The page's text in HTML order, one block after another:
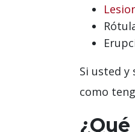
Si usted
como